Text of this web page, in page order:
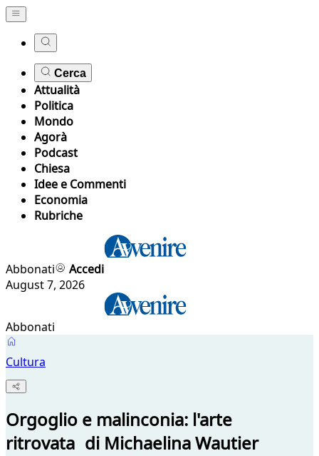
Cerca
Attualità
Politica
Mondo
Agorà
Podcast
Chiesa
Idee e Commenti
Economia
Rubriche
Abbonati
Accedi
August 7, 2026
Abbonati
Cultura
Orgoglio e malinconia: l'arte
ritrovata di Michaelina Wautier